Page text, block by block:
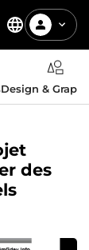
Design &
des